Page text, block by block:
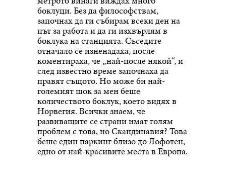
боклуци. Без да философствам,
започнах да ги събирам всеки ден на
път за работа и да ги изхвърлям в
боклука на станцията. Съседите
отначало се изненадаха, после
коментираха, че „най-после някой“, и
след известно време започнаха да
правят същото. Но може би най-
големият шок за мен беше
количеството боклук, което видях в
Норвегия. Всички знаем, че
развиващите се страни имат голям
проблем с това, но Скандинавия? Това
беше един паркинг близо до Лофотен,
едно от най-красивите места в Европа.